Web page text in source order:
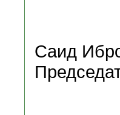
Саид